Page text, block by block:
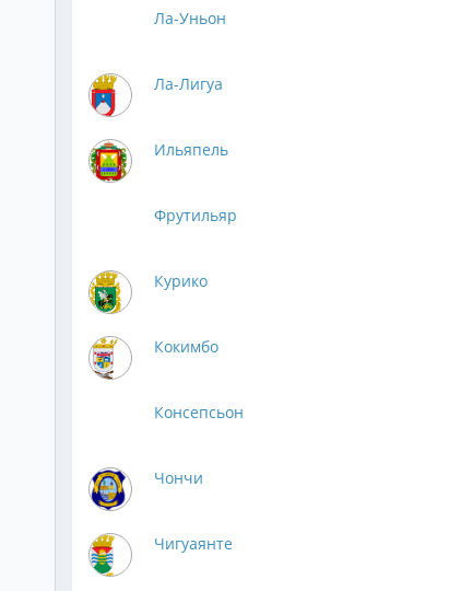
Ла-Уньон
Ла-Лигуа
Ильяпель
Фрутильяр
Курико
Кокимбо
Консепсьон
Чончи
Чигуаянте